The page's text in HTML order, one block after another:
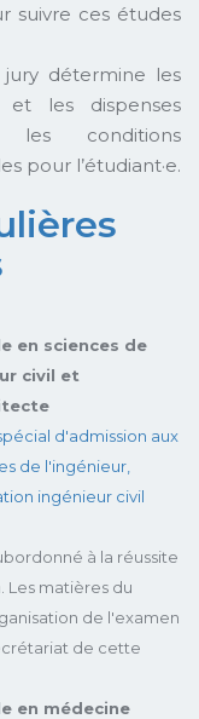
suivre ces études
détermine les
et les dispenses
les conditions
pour l’étudiant·e.
en sciences de
civil et
d'admission aux
de l'ingénieur,
ingénieur civil
à la réussite
Les matières du
de l'examen
de cette
en médecine